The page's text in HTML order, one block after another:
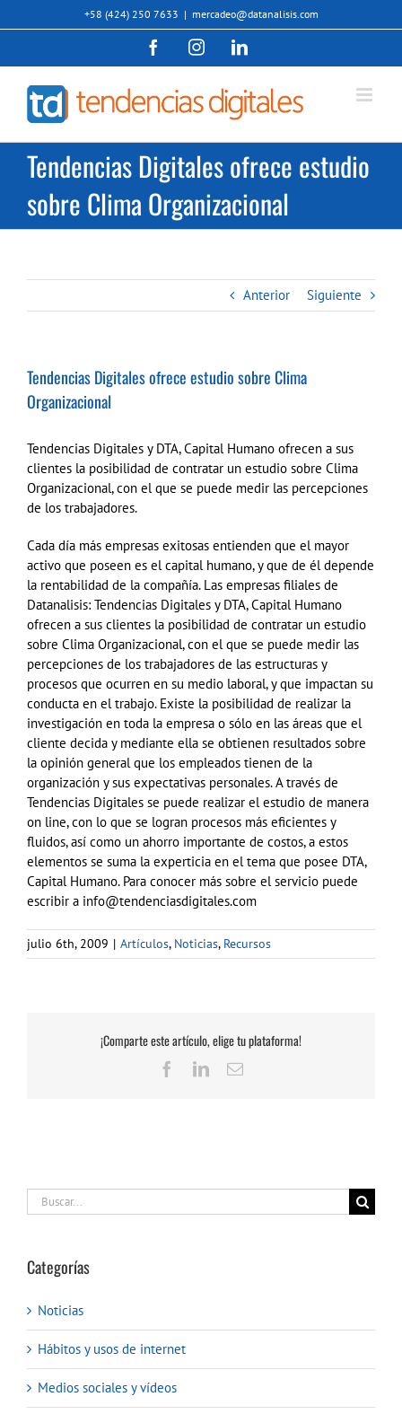
al
+58 (424) 250 7633 | mercadeo@datanalisis.com
FacebookInstagramLinkedIn
Tendencias Digitales ofrece estudio
sobre Clima Organizacional
Anterior Siguiente
Tendencias Digitales ofrece estudio sobre Clima
Organizacional
Tendencias Digitales y DTA, Capital Humano ofrecen a sus
clientes la posibilidad de contratar un estudio sobre Clima
Organizacional, con el que se puede medir las percepciones
de los trabajadores.
Cada día más empresas exitosas entienden que el mayor
activo que poseen es el capital humano, y que de él depende
la rentabilidad de la compañía. Las empresas filiales de
Datanalisis: Tendencias Digitales y DTA, Capital Humano
ofrecen a sus clientes la posibilidad de contratar un estudio
sobre Clima Organizacional, con el que se puede medir las
percepciones de los trabajadores de las estructuras y
procesos que ocurren en su medio laboral, y que impactan su
conducta en el trabajo. Existe la posibilidad de realizar la
investigación en toda la empresa o sólo en las áreas que el
cliente decida y mediante ella se obtienen resultados sobre
la opinión general que los empleados tienen de la
organización y sus expectativas personales. A través de
Tendencias Digitales se puede realizar el estudio de manera
on line, con lo que se logran procesos más eficientes y
fluidos, así como un ahorro importante de costos, a estos
elementos se suma la experticia en el tema que posee DTA,
Capital Humano. Para conocer más sobre el servicio puede
escribir a info@tendenciasdigitales.com
julio 6th, 2009 | Artículos, Noticias, Recursos
¡Comparte este artículo, elige tu plataforma!
Facebook
LinkedInCorreo
Buscar:
Categorías
Noticias
Hábitos y usos de internet
Medios sociales y vídeos